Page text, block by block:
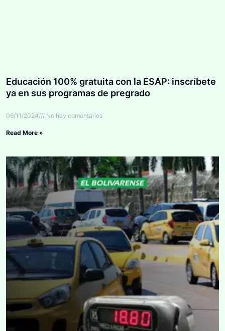
Educación 100% gratuita con la ESAP: inscríbete
ya en sus programas de pregrado
06/11/2024 No hay comentarios
Read More »